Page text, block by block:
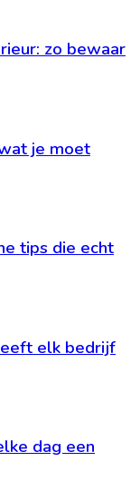
zo bewaar
je moet
tips die echt
elk bedrijf
dag een